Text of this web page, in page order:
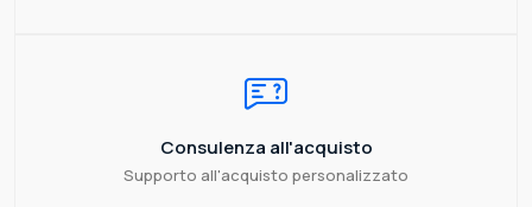
Consulenza all'acquisto
Supporto all'acquisto personalizzato